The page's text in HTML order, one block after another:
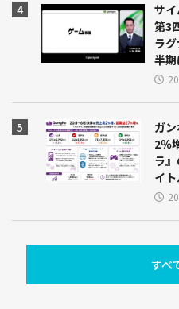
サ
第3
ラ
半
ガ
2％
ラ
イ
すべ